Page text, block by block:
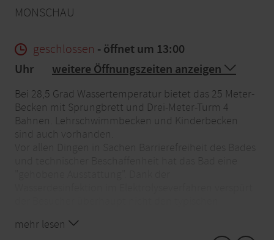
MONSCHAU
geschlossen - öffnet um 13:00
Uhr
weitere Öffnungszeiten anzeigen
Bei 28,5 Grad Wassertemperatur bietet das 25 Meter-
Becken mit Sprungbrett und Drei-Meter-Turm 4
Bahnen. Lehrschwimmbecken und Kinderbecken
sind auch vorhanden.
Badeanstalt empfängt.
mehr lesen